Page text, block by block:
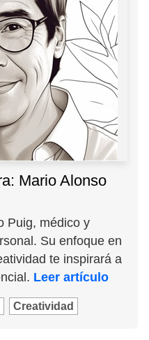
Mario Alonso
Puig, médico y
Su enfoque en
te inspirará a
Leer artículo
Creatividad